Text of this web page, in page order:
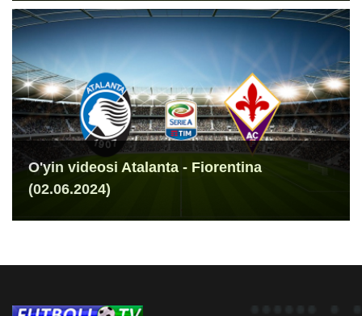
O'yin videosi Atalanta - Fiorentina
(02.06.2024)